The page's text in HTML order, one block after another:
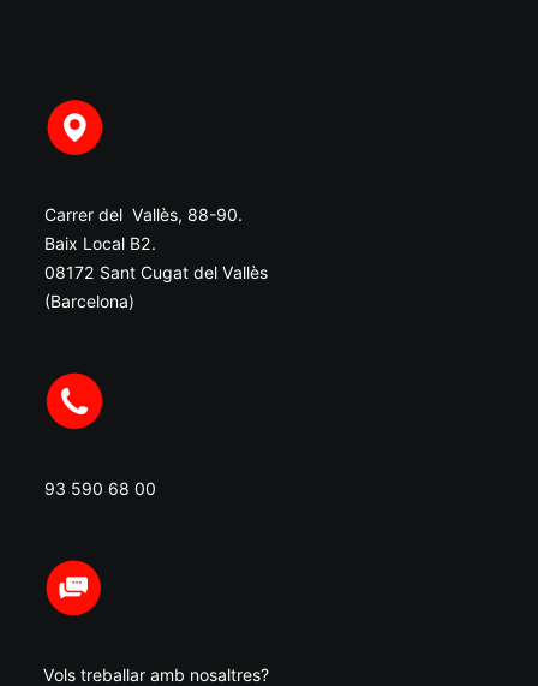
Carrer del Vallès, 88-90.
Baix Local B2.
08172 Sant Cugat del Vallès
(Barcelona)
93 590 68 00
Vols treballar amb nosaltres?